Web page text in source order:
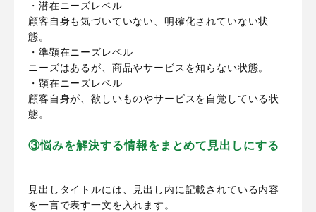
・潜在ニーズレベル
顧客自身も気づいていない、明確化されていない状
態。
・準顕在ニーズレベル
ニーズはあるが、商品やサービスを知らない状態。
・顕在ニーズレベル
顧客自身が、欲しいものやサービスを自覚している状
態。
③悩みを解決する情報をまとめて見出しにする
見出しタイトルには、見出し内に記載されている内容
を一言で表す一文を入れます。